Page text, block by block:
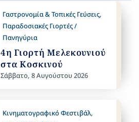
Γαστρονομία & Τοπικές Γεύσεις,
Παραδοσιακές Γιορτές /
Πανηγύρια
4η Γιορτή Μελεκουνιού
στα Κοσκινού
Σάββατο, 8 Αυγούστου 2026
Κινηματογραφικό Φεστιβάλ,